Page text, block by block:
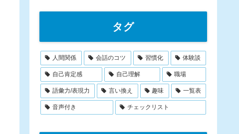
タグ
人間関係 会話のコツ 習慣化 体験談
自己肯定感 自己理解 職場
語彙力/表現力 言い換え 趣味 一覧表
音声付き チェックリスト